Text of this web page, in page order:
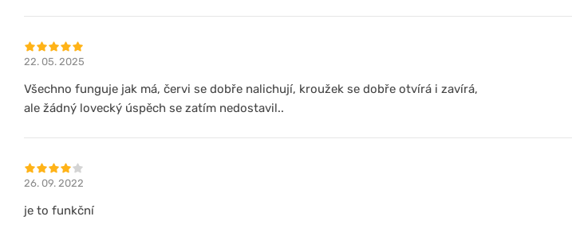
22. 05. 2025
Všechno funguje jak má, červi se dobře nalichují, kroužek se dobře otvírá i zavírá,
ale žádný lovecký úspěch se zatím nedostavil..
26. 09. 2022
je to funkční